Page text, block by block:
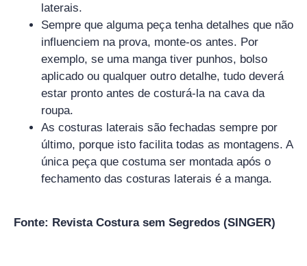
laterais.
Sempre que alguma peça tenha detalhes que não
influenciem na prova, monte-os antes. Por
exemplo, se uma manga tiver punhos, bolso
aplicado ou qualquer outro detalhe, tudo deverá
estar pronto antes de costurá-la na cava da
roupa.
As costuras laterais são fechadas sempre por
último, porque isto facilita todas as montagens. A
única peça que costuma ser montada após o
fechamento das costuras laterais é a manga.
Fonte: Revista Costura sem Segredos (SINGER)